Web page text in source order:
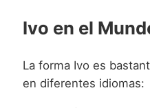
Ivo en el
La forma Ivo es
en diferentes idiomas: